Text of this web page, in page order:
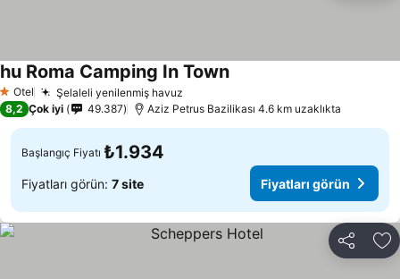
1 Yıldız
Otel Şelaleli yenilenmiş havuz
hu Roma Camping In TownFiyatları görün
8,2 Çok iyi 49.387 Aziz Petrus Bazilikası 4.6 km uzaklıkta
Başlangıç Fiyatı ₺1.934
Fiyatları görün: 7 site Fiyatları görün
Paylaş